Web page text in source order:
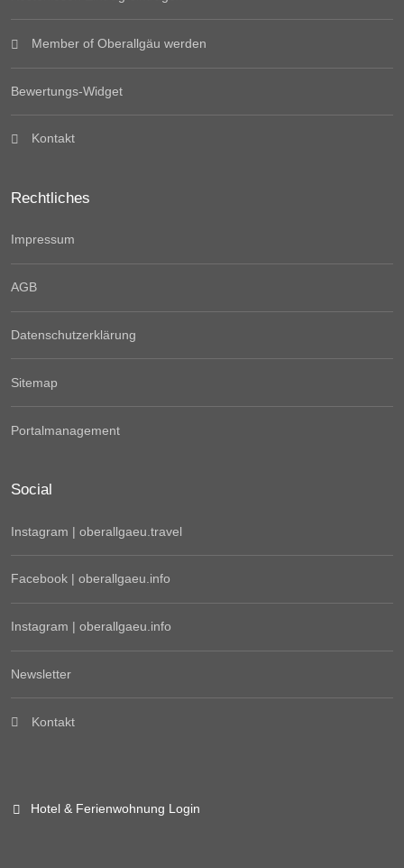
Member of Oberallgäu werden
Bewertungs-Widget
Kontakt
Rechtliches
Impressum
AGB
Datenschutzerklärung
Sitemap
Portalmanagement
Social
Instagram | oberallgaeu.travel
Facebook | oberallgaeu.info
Instagram | oberallgaeu.info
Newsletter
Kontakt
Hotel & Ferienwohnung Login